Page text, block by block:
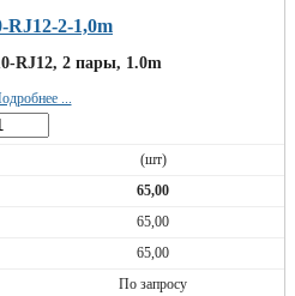
RJ12-2-1,0m
RJ12, 2 пары, 1.0m
...
(шт)
65,00
65,00
65,00
По запросу